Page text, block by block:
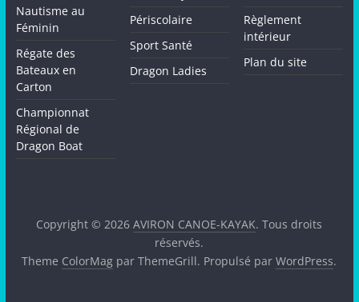
Nautisme au
Féminin
Régate des
Bateaux en
Carton
Championnat
Régional de
Dragon Boat
Périscolaire
Sport Santé
Dragon Ladies
Règlement
intérieur
Plan du site
Copyright © 2026AVIRON CANOE-KAYAK. Tous droits
réservés.
Theme ColorMag par ThemeGrill. Propulsé parWordPress.